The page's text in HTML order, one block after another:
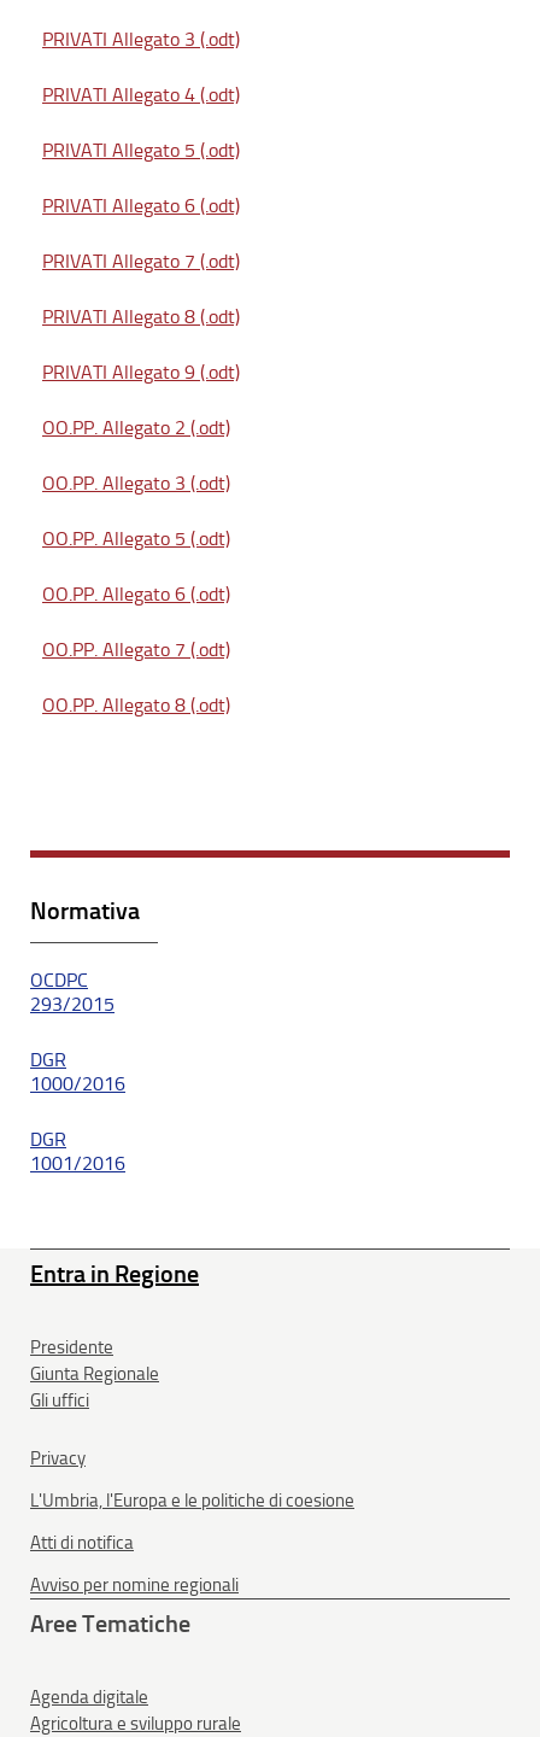
PRIVATI Allegato 3 (.odt)
PRIVATI Allegato 4 (.odt)
PRIVATI Allegato 5 (.odt)
PRIVATI Allegato 6 (.odt)
PRIVATI Allegato 7 (.odt)
PRIVATI Allegato 8 (.odt)
PRIVATI Allegato 9 (.odt)
OO.PP. Allegato 2 (.odt)
OO.PP. Allegato 3 (.odt)
OO.PP. Allegato 5 (.odt)
OO.PP. Allegato 6 (.odt)
OO.PP. Allegato 7 (.odt)
OO.PP. Allegato 8 (.odt)
Normativa
OCDPC
293/2015
DGR
1000/2016
DGR
1001/2016
Entra in Regione
Presidente
Giunta Regionale
Gli uffici
Privacy
L'Umbria, l'Europa e le politiche di coesione
Atti di notifica
Avviso per nomine regionali
Aree Tematiche
Agenda digitale
Agricoltura e sviluppo rurale